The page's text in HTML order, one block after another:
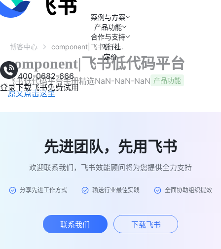
案例与方案
产品功能
合作与支持
飞行社
定价
400-0682-666
登录下载飞书免费试用
博客中心 component|飞书低代码平台
component|飞书低代码平台
飞书低代码平台手册精选NaN-NaN-NaN 产品功能
原文点击这里
先进团队，先用飞书
欢迎联系我们，飞书效能顾问将为您提供全力支持
分享先进工作方式 输送行业最佳实践 全面协助组织提效
联系我们 下载飞书